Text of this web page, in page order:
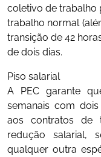
coletivo de trabalho
trabalho normal
transição de 42
de dois dias.
Piso salarial
A PEC garante
semanais com
aos contratos de
redução salarial,
qualquer outra